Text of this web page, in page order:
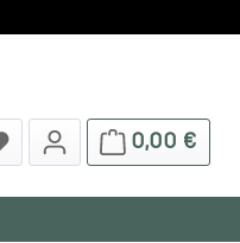
0,00 €